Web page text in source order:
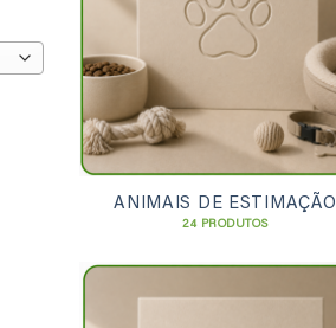
ANIMAIS DE ESTIMAÇÃO
24 PRODUTOS